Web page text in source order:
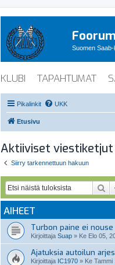
Suomen
KLUBI TAPAHTUMAT
Pikalinkit UKK
Etusivu
Aktiiviset viestiketjut
Siirry tarkennettuun hakuun
AIHEET
Turbon paine ei
Kirjoittaja Suap » Ke Elo 05,
Ajatuksia autoilun
Kirjoittaja IC1970 » Ke Tammi